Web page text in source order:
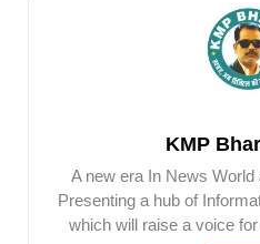
KMP
A new era In News
Presenting a hub of
which will raise a voice